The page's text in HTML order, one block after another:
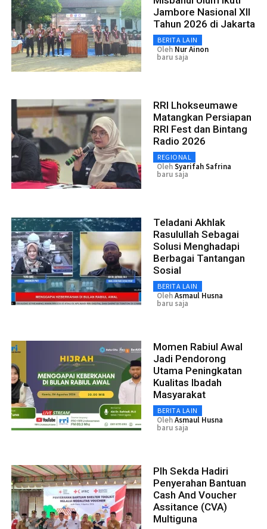
Jambore Nasional XII
Tahun 2026 di Jakarta
BERITA LAIN
Oleh Nur Ainon
baru saja
RRI Lhokseumawe
Matangkan Persiapan
RRI Fest dan Bintang
Radio 2026
REGIONAL
OlehSyarifah Safrina
baru saja
Teladani Akhlak
Rasulullah Sebagai
Solusi Menghadapi
Berbagai Tantangan
Sosial
BERITA LAIN
OlehAsmaul Husna
baru saja
Momen Rabiul Awal
Jadi Pendorong
Utama Peningkatan
Kualitas Ibadah
Masyarakat
BERITA LAIN
OlehAsmaul Husna
baru saja
Plh Sekda Hadiri
Penyerahan Bantuan
Cash And Voucher
Assitance (CVA)
Multiguna